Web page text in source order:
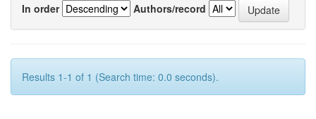
In order
Authors/record
Results 1-1 of 1 (Search time: 0.0 seconds).